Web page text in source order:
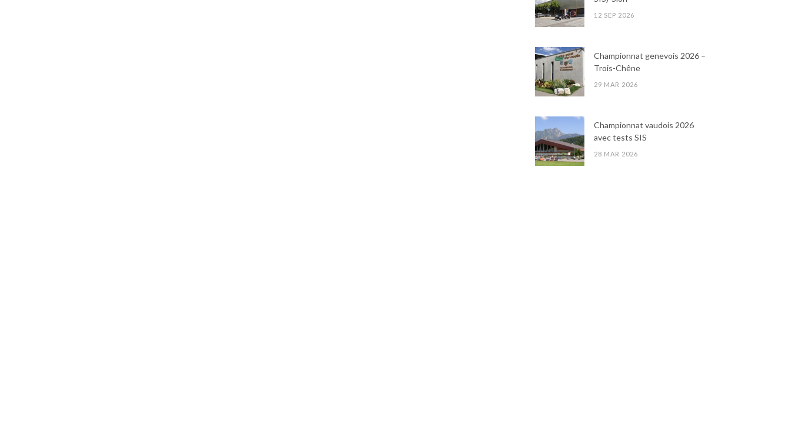
12 SEP 2026
Championnat genevois 2026 –
Trois-Chêne
29 MAR 2026
Championnat vaudois 2026
avec tests SIS
28 MAR 2026